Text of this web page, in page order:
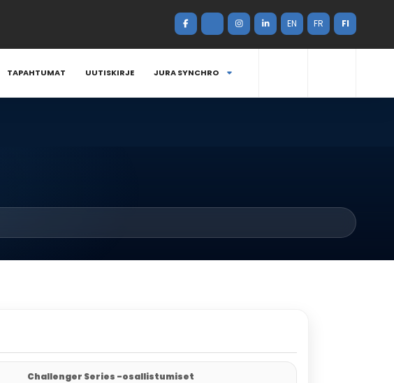
EN FR FI
TAPAHTUMAT UUTISKIRJE JURA SYNCHRO
Challenger Series -osallistumiset